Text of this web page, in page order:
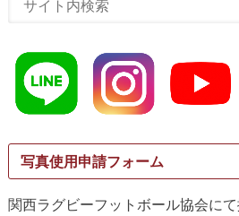
写真使用申請フォーム
関西ラグビーフットボール協会に